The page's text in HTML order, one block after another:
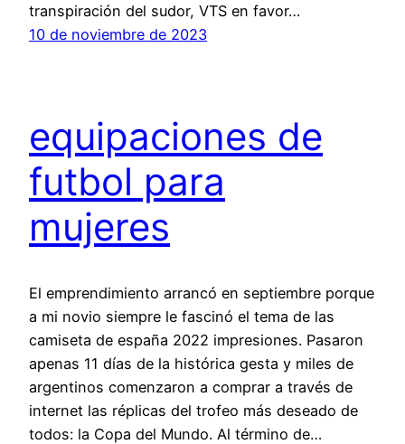
transpiración del sudor, VTS en favor…
10 de noviembre de 2023
equipaciones de
futbol para
mujeres
El emprendimiento arrancó en septiembre porque
a mi novio siempre le fascinó el tema de las
camiseta de españa 2022 impresiones. Pasaron
apenas 11 días de la histórica gesta y miles de
argentinos comenzaron a comprar a través de
internet las réplicas del trofeo más deseado de
todos: la Copa del Mundo. Al término de…